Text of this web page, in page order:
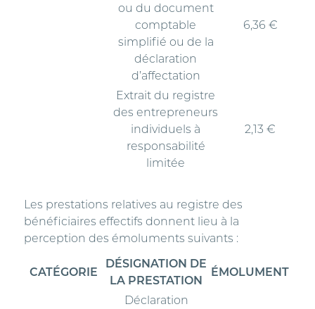
ou du document
comptable
simplifié ou de la
déclaration
d’affectation
6,36 €
Extrait du registre
des entrepreneurs
individuels à
responsabilité
limitée
2,13 €
Les prestations relatives au registre des
bénéficiaires effectifs donnent lieu à la
perception des émoluments suivants :
CATÉGORIE
DÉSIGNATION DE
LA PRESTATION
ÉMOLUMENT
Déclaration